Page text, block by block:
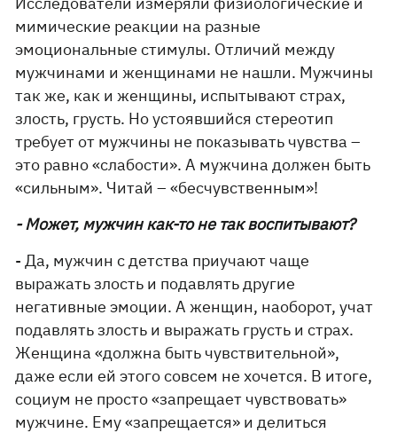
мимические реакции на разные
эмоциональные стимулы. Отличий между
мужчинами и женщинами не нашли. Мужчины
так же, как и женщины, испытывают страх,
злость, грусть. Но устоявшийся стереотип
требует от мужчины не показывать чувства –
это равно «слабости». А мужчина должен быть
«сильным». Читай – «бесчувственным»!
- Может, мужчин как-то не так воспитывают?
- Да, мужчин с детства приучают чаще
выражать злость и подавлять другие
негативные эмоции. А женщин, наоборот, учат
подавлять злость и выражать грусть и страх.
Женщина «должна быть чувствительной»,
даже если ей этого совсем не хочется. В итоге,
социум не просто «запрещает чувствовать»
мужчине. Ему «запрещается» и делиться